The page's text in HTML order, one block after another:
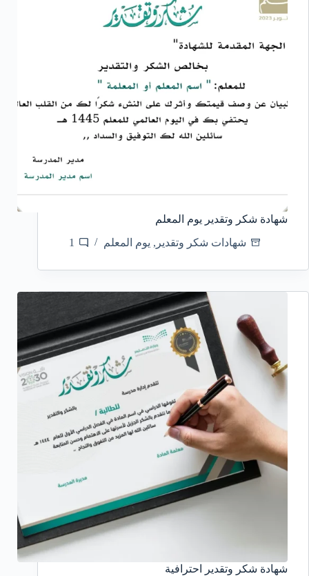
شهادة شكر وتقدير يوم المعلم
شهادات شكر وتقدير , يوم المعلم 1
شهادة شكر وتقدير احترافية